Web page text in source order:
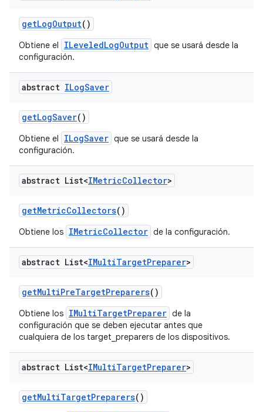
getLogOutput()
Obtiene el ILeveledLogOutput que se usará desde la
configuración.
abstract ILogSaver
getLogSaver()
Obtiene el ILogSaver que se usará desde la
configuración.
abstract List<IMetricCollector>
getMetricCollectors()
Obtiene los IMetricCollector de la configuración.
abstract List<IMultiTargetPreparer>
getMultiPreTargetPreparers()
Obtiene los IMultiTargetPreparer de la
configuración que se deben ejecutar antes que
cualquiera de los target_preparers de los dispositivos.
abstract List<IMultiTargetPreparer>
getMultiTargetPreparers()